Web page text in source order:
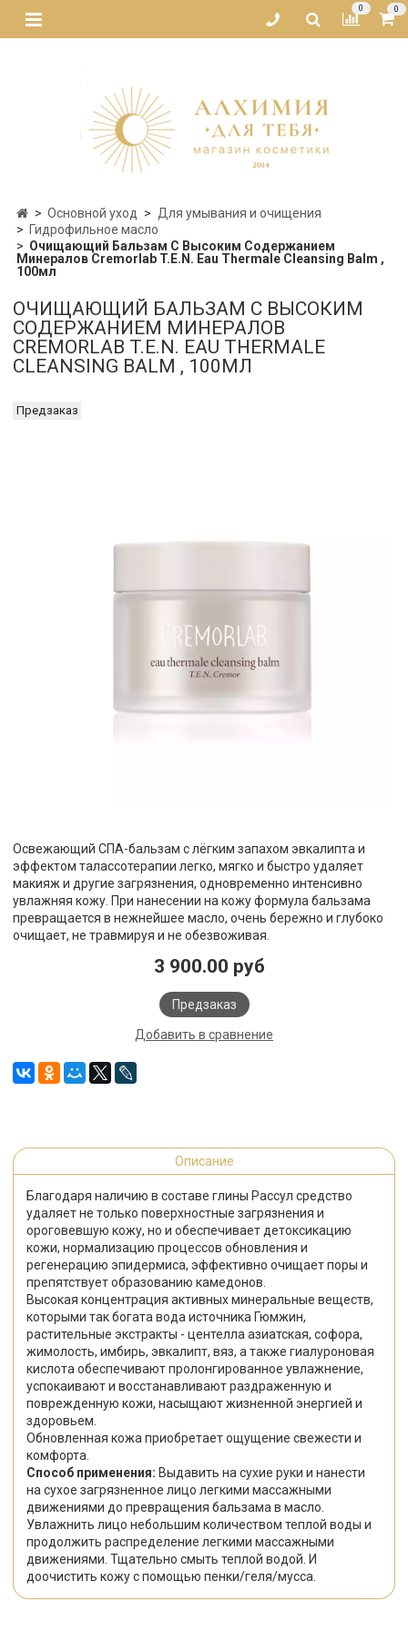
0 0
Основной уход
Для умывания и очищения
Гидрофильное масло
Очищающий Бальзам С Высоким Содержанием
Минералов Cremorlab T.E.N. Eau Thermale Cleansing Balm ,
100мл
ОЧИЩАЮЩИЙ БАЛЬЗАМ С ВЫСОКИМ
СОДЕРЖАНИЕМ МИНЕРАЛОВ
CREMORLAB T.E.N. EAU THERMALE
CLEANSING BALM , 100МЛ
Предзаказ
Освежающий СПА-бальзам с лёгким запахом эвкалипта и
эффектом талассотерапии легко, мягко и быстро удаляет
макияж и другие загрязнения, одновременно интенсивно
увлажняя кожу. При нанесении на кожу формула бальзама
превращается в нежнейшее масло, очень бережно и глубоко
очищает, не травмируя и не обезвоживая.
3 900.00 руб
Предзаказ
Добавить в сравнение
Описание
Благодаря наличию в составе глины Рассул средство
удаляет не только поверхностные загрязнения и
ороговевшую кожу, но и обеспечивает детоксикацию
кожи, нормализацию процессов обновления и
регенерацию эпидермиса, эффективно очищает поры и
препятствует образованию камедонов.
Высокая концентрация активных минеральные веществ,
которыми так богата вода источника Гюмжин,
растительные экстракты - центелла азиатская, софора,
жимолость, имбирь, эвкалипт, вяз, а также гиалуроновая
кислота обеспечивают пролонгированное увлажнение,
успокаивают и восстанавливают раздраженную и
поврежденную кожи, насыщают жизненной энергией и
здоровьем.
Обновленная кожа приобретает ощущение свежести и
комфорта.
Способ применения: Выдавить на сухие руки и нанести
на сухое загрязненное лицо легкими массажными
движениями до превращения бальзама в масло.
Увлажнить лицо небольшим количеством теплой воды и
продолжить распределение легкими массажными
движениями. Тщательно смыть теплой водой. И
доочистить кожу с помощью пенки/геля/мусса.